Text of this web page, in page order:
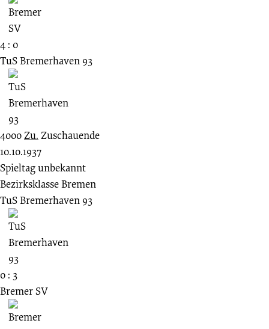
4 : 0
TuS Bremerhaven 93
4000Zu. Zuschauende
10.10.1937
Spieltag unbekannt
Bezirksklasse Bremen
TuS Bremerhaven 93
0 : 3
Bremer SV